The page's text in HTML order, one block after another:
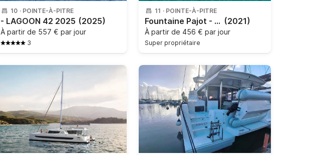
10 · POINTE-À-PITRE
- LAGOON 42 2025 (2025)
À partir de 557 € par jour
3
11 · POINTE-À-PITRE
Fountaine Pajot - ISLA 40 (4 CAB + 1 / 4 SDB) (2021)
À partir de 456 € par jour
Super propriétaire